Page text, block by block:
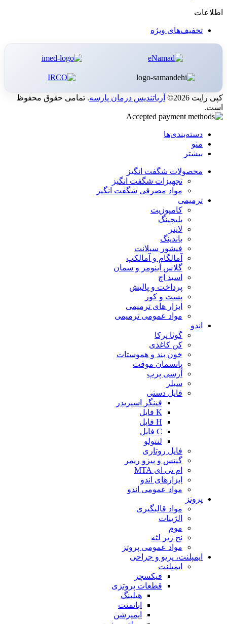
اطلاعات
تخفیف‌های ویژه
کپی رایت 2026© آریاتندیس درمان پارسه. تمامی حقوق محفوظ
است.
دسته‌بندی‌ها
منو
بیشتر
محصولات شگفت انگیز
تجهیزات شگفت انگیز
مواد مصرفی شگفت انگیز
ترمیمی
کامپوزیت
بلیچینگ
لاینر
باندینگ
فیشور سیلانت
آمالگام و آمالکپ
گلاس آینومر و سمان
اسید اچ
پرداخت و پالیش
پست و کور
ابزار های ترمیمی
مواد عمومی ترمیمی
اندو
گوتا پرکا
کن کاغذی
خون بند و هموستات
پانسمان موقت
آرسی پرپ
سیلر
فایل دستی
فینگر اسپریدر
K فایل
H فایل
C فایل
لنتولو
فایل روتاری
گیتس و پیزو ریمر
ام تی ای MTA
ابزارهای اندو
مواد عمومی اندو
پروتز
مواد قالبگیری
الژینات
موم
نخ زیر لثه
مواد عمومی پروتز
ایمپلنت، پریو و جراحی
ایمپلنت
فیکسچر
قطعات پروتزی
هیلینگ
اباتمنت
ایمپرشن